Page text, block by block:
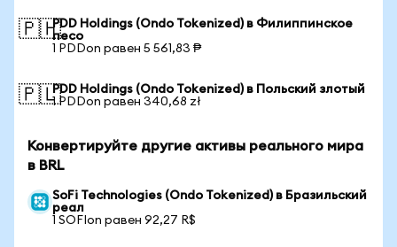
🇵🇭PDD Holdings (Ondo Tokenized) в Филиппинское
песо
1 PDDon равен 5 561,83 ₱
🇵🇱PDD Holdings (Ondo Tokenized) в Польский злотый
1 PDDon равен 340,68 zł
Конвертируйте другие активы реального мира
в BRL
SoFi Technologies (Ondo Tokenized) в Бразильский
реал
1 SOFIon равен 92,27 R$